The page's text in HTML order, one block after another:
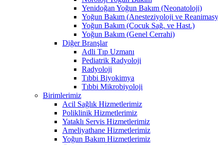
Yenidoğan Yoğun Bakım (Neonatoloji)
Yoğun Bakım (Anesteziyoloji ve
Yoğun Bakım (Çocuk Sağ. ve Hast.)
Yoğun Bakım (Genel Cerrahi)
Diğer Branşlar
Adli Tıp Uzmanı
Pediatrik Radyoloji
Radyoloji
Tıbbi Biyokimya
Tıbbi Mikrobiyoloji
Birimlerimiz
Acil Sağlık Hizmetlerimiz
Poliklinik Hizmetlerimiz
Yataklı Servis Hizmetlerimiz
Ameliyathane Hizmetlerimiz
Yoğun Bakım Hizmetlerimiz